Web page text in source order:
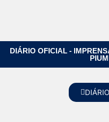
DIÁRIO OFICIAL -